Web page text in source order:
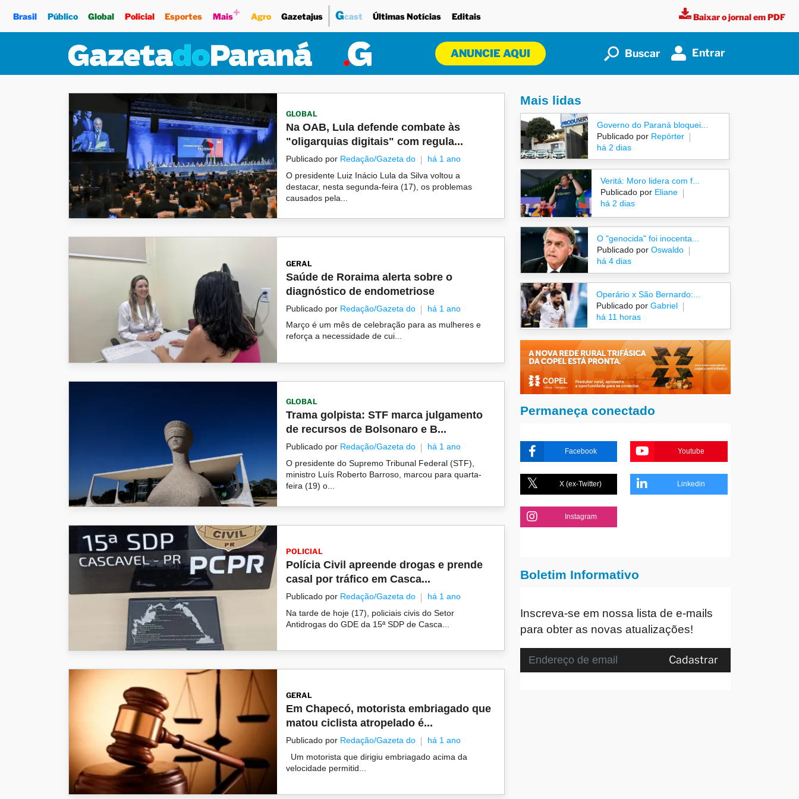
Brasil Público Global Policial Esportes Mais+ Agro Gazetajus Gcast Últimas Notícias Editais Baixar o jornal em PDF
ANUNCIE AQUI Buscar Entrar
GLOBAL
Na OAB, Lula defende combate às
"oligarquias digitais" com regula...
Publicado por Redação/Gazeta do
há 1 ano
O presidente Luiz Inácio Lula da Silva voltou a
destacar, nesta segunda-feira (17), os problemas
causados pela...
GERAL
Saúde de Roraima alerta sobre o
diagnóstico de endometriose
Publicado por Redação/Gazeta do
há 1 ano
Março é um mês de celebração para as mulheres e
reforça a necessidade de cui...
GLOBAL
Trama golpista: STF marca julgamento
de recursos de Bolsonaro e B...
Publicado por Redação/Gazeta do
há 1 ano
O presidente do Supremo Tribunal Federal (STF),
ministro Luís Roberto Barroso, marcou para quarta-
feira (19) o...
POLICIAL
Polícia Civil apreende drogas e prende
casal por tráfico em Casca...
Publicado por Redação/Gazeta do
há 1 ano
Na tarde de hoje (17), policiais civis do Setor
Antidrogas do GDE da 15ª SDP de Casca...
GERAL
Em Chapecó, motorista embriagado que
matou ciclista atropelado é...
Publicado por Redação/Gazeta do
há 1 ano
Um motorista que dirigiu embriagado acima da
velocidade permitid...
Mais lidas
Governo do Paraná bloquei...
Publicado por Repórter
há 2 dias
Veritá: Moro lidera com f...
Publicado porEliane
há 2 dias
O "genocida" foi inocenta...
Publicado por Oswaldo
há 4 dias
Operário x São Bernardo:...
Publicado porGabriel
há 11 horas
Permaneça conectado
Facebook Youtube
X (ex-Twitter) Linkedin
Instagram
Boletim Informativo
Inscreva-se em nossa lista de e-mails
para obter as novas atualizações!
Cadastrar